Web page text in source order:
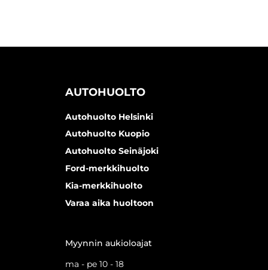
AUTOHUOLTO
Autohuolto Helsinki
Autohuolto Kuopio
Autohuolto Seinäjoki
Ford-merkkihuolto
Kia-merkkihuolto
Varaa aika huoltoon
Myynnin aukioloajat
ma - pe 10 - 18